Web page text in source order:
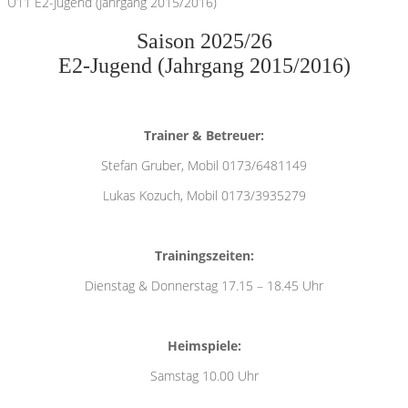
Saison 2025/26
E2-Jugend (Jahrgang 2015/2016)
Trainer & Betreuer:
Stefan Gruber, Mobil 0173/6481149
Lukas Kozuch, Mobil 0173/3935279
Trainingszeiten:
Dienstag & Donnerstag 17.15 – 18.45 Uhr
Heimspiele:
Samstag 10.00 Uhr